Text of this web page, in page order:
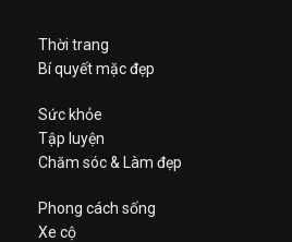
Thời trang
Bí quyết mặc đẹp
Sức khỏe
Tập luyện
Chăm sóc & Làm đẹp
Phong cách sống
Xe cộ